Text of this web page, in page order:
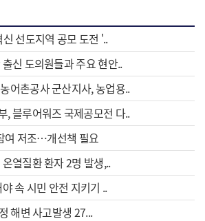
선도지역 공모 도전 '..
신 도의원들과 주요 현안..
어촌공사 군산지사, 농업용..
, 블루어워즈 국제공모전 다..
여 저조…개선책 필요
열질환 환자 2명 발생,..
속 시민 안전 지키기 ..
해변 사고발생 27...